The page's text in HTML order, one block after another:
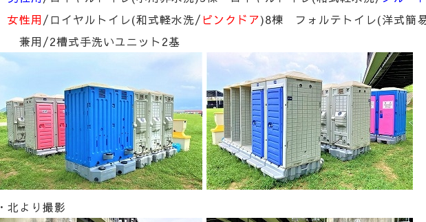
女性用 /ロイヤルトイレ(和式軽水洗/ ピンクドア)8棟 フォルテトイレ(洋式簡
兼用/2槽式手洗いユニット2基
・北より撮影